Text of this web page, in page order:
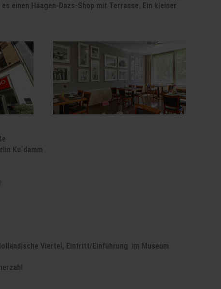
einen Häagen-Dazs-Shop mit Terrasse. Ein kleiner
Ku´damm
Viertel, Eintritt/Einführung im Museum